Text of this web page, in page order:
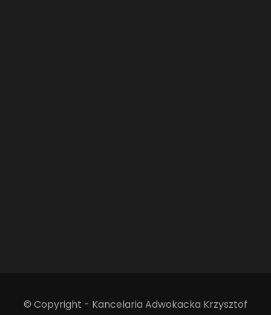
© Copyright - Kancelaria Adwokacka Krzysztof